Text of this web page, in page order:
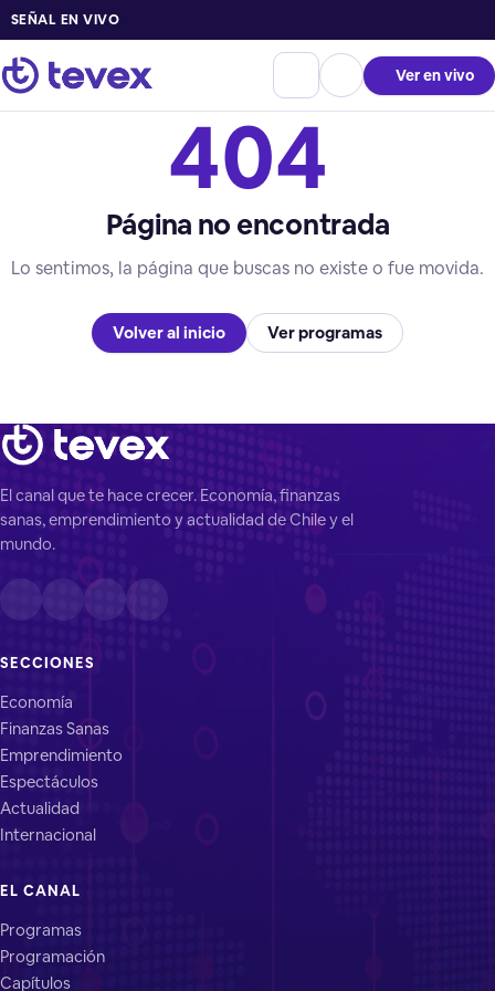
SEÑAL EN VIVO
Ver en vivo
404
Página no encontrada
Lo sentimos, la página que buscas no existe o fue movida.
Volver al inicio Ver programas
El canal que te hace crecer. Economía, finanzas
sanas, emprendimiento y actualidad de Chile y el
mundo.
SECCIONES
Economía
Finanzas Sanas
Emprendimiento
Espectáculos
Actualidad
Internacional
EL CANAL
Programas
Programación
Capítulos